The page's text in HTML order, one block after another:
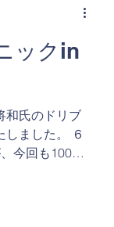
ックin
和氏のドリブ
ました。 ６
今回も100名